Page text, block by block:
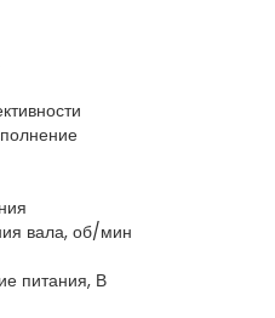
вала, об/мин
питания, В